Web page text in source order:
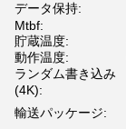
データ保持:
Mtbf:
貯蔵温度:
動作温度:
ランダム書き込み
(4K):
輸送パッケージ: